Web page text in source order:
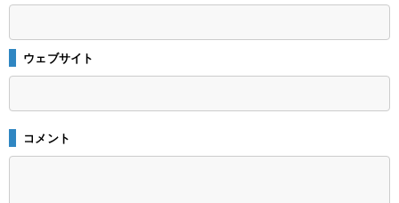
ウェブサイト
コメント